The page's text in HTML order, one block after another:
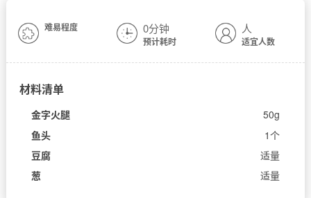
难易程度 0分钟
预计耗时
人
适宜人数
材料清单
金字火腿
50g
鱼头
1个
豆腐
适量
葱
适量